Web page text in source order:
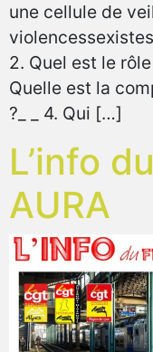
une cellule de
violencessexistes
2. Quel est le
Quelle est la
?_ _ 4. Qui […]
L’info
AURA